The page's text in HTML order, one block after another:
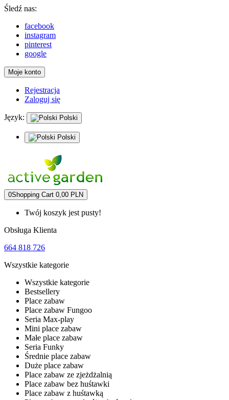
Śledź nas:
facebook
instagram
pinterest
google
Moje konto
Rejestracja
Zaloguj się
Język: Polski
Polski
0Shopping Cart 0,00 PLN
Twój koszyk jest pusty!
Obsługa Klienta
664 818 726
Wszystkie kategorie
Wszystkie kategorie
Bestsellery
Place zabaw
Place zabaw Fungoo
Seria Max-play
Mini place zabaw
Małe place zabaw
Seria Funky
Średnie place zabaw
Duże place zabaw
Place zabaw ze zjeżdżalnią
Place zabaw bez huśtawki
Place zabaw z huśtawką